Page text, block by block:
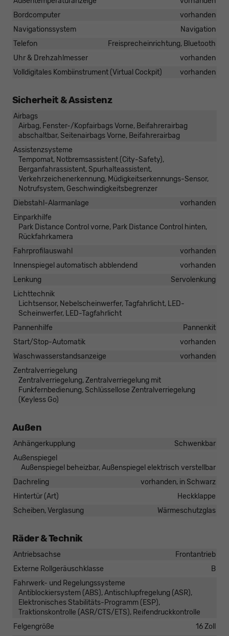
Bordcomputer
vorhanden
Navigationssystem
Navigation
Telefon
Freisprecheinrichtung, Bluetooth
Uhr & Drehzahlmesser
vorhanden
Volldigitales Kombiinstrument (Virtual Cockpit)
vorhanden
Sicherheit & Assistenz
Airbags
Airbag, Fenster-/Kopfairbags Vorne, Beifahrerairbag
abschaltbar, Seitenairbags Vorne, Beifahrerairbag
Assistenzsysteme
Tempomat, Notbremsassistent (City-Safety),
Berganfahrassistent, Spurhalteassistent,
Verkehrzeichenerkennung, Müdigkeitserkennungs-Sensor,
Notrufsystem, Geschwindigkeitsbegrenzer
Diebstahl-Alarmanlage
vorhanden
Einparkhilfe
Park Distance Control vorne, Park Distance Control hinten,
Rückfahrkamera
Fahrprofilauswahl
vorhanden
Innenspiegel automatisch abblendend
vorhanden
Lenkung
Servolenkung
Lichttechnik
Lichtsensor, Nebelscheinwerfer, Tagfahrlicht, LED-
Scheinwerfer, LED-Tagfahrlicht
Pannenhilfe
Pannenkit
Start/Stop-Automatik
vorhanden
Waschwasserstandsanzeige
vorhanden
Zentralverriegelung
Zentralverriegelung, Zentralverriegelung mit
Funkfernbedienung, Schlüssellose Zentralverriegelung
(Keyless Go)
Außen
Anhängerkupplung
Schwenkbar
Außenspiegel
Außenspiegel beheizbar, Außenspiegel elektrisch verstellbar
Dachreling
vorhanden, in Schwarz
Hintertür (Art)
Heckklappe
Scheiben, Verglasung
Wärmeschutzglas
Räder & Technik
Antriebsachse
Frontantrieb
Externe Rollgeräuschklasse
B
Fahrwerk- und Regelungssysteme
Antiblockiersystem (ABS), Antischlupfregelung (ASR),
Elektronisches Stabilitäts-Programm (ESP),
Traktionskontrolle (ASR/CTS/ETS), Reifendruckkontrolle
Felgengröße
16 Zoll